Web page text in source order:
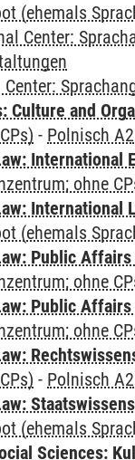
(ehemals
Center:
Culture and
- Polnisch A2
International
ohne
International
(ehemals
Public Affairs
ohne
Public
ohne
- Polnisch A2
(ehemals
Sciences: